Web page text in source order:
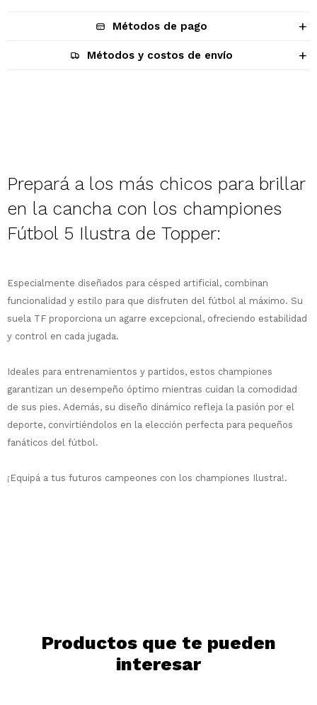
Métodos de pago
Métodos y costos de envío
Prepará a los más chicos para brillar
en la cancha con los championes
Fútbol 5 Ilustra de Topper:
Especialmente diseñados para césped artificial, combinan
funcionalidad y estilo para que disfruten del fútbol al máximo. Su
suela TF proporciona un agarre excepcional, ofreciendo estabilidad
y control en cada jugada.
Ideales para entrenamientos y partidos, estos championes
garantizan un desempeño óptimo mientras cuidan la comodidad
de sus pies. Además, su diseño dinámico refleja la pasión por el
deporte, convirtiéndolos en la elección perfecta para pequeños
fanáticos del fútbol.
¡Equipá a tus futuros campeones con los championes Ilustra!.
Productos que te pueden
interesar
cuotas y sin tocar tu
tarjeta de crédito
comprar!
Comprá en 3 cuotas sin recargo o hasta
en 12 cuotas * ¡Solo con tu cédula!
* sujeto aprobación crediticia.
Celular
Después.
¡Tenés hasta
para comprar en las cuotas
que prefieras!
Elegí tus productos preferidos
* sujeto a aprobación crediticia. El monto
disponible puede variar por comercio
Ups!
Parece que no tenes oferta, lamentamos
el inconveniente, por cualquier duda
contactanos en
preguntas@pagodespues.com.uy
¡Algo salió mal!
Por favor intenta nuevamente mas tarde.